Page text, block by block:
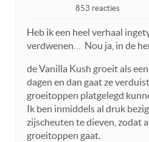
853 reacties
Heb ik een heel verhaal
verdwenen… Nou ja, in de
de Vanilla Kush groeit als
dagen en dan gaat ze
groeitoppen platgelegd
Ik ben inmiddels al druk
zijscheuten te dieven, zodat
groeitoppen gaat.